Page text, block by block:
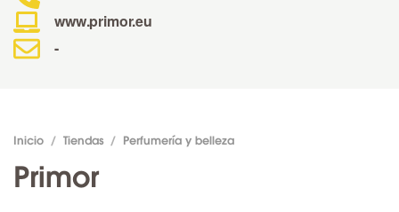
www.primor.eu
-
Inicio / Tiendas / Perfumería y belleza
Primor